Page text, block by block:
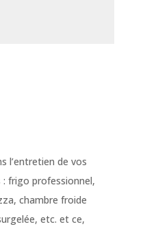
l’entretien de vos
frigo professionnel,
chambre froide
etc. et ce,